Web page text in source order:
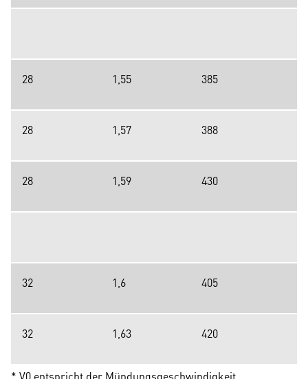
28 1,55 385
28 1,57 388
28 1,59 430
32 1,6 405
32 1,63 420
* V0 entspricht der Mündungsgeschwindigkeit